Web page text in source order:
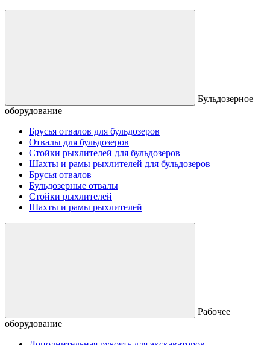
Бульдозерное
оборудование
Брусья отвалов для бульдозеров
Отвалы для бульдозеров
Стойки рыхлителей для бульдозеров
Шахты и рамы рыхлителей для бульдозеров
Брусья отвалов
Бульдозерные отвалы
Стойки рыхлителей
Шахты и рамы рыхлителей
Рабочее
оборудование